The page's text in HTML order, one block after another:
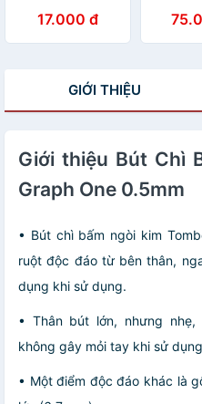
GRAPH ZERO
(Mã SP:TB-G-
17.000 đ
GRAPH
chọn
GIỚI THIỆU
Giới thiệu Bút Chì
Graph One 0.5mm
• Bút chì bấm ngòi kim
ruột độc đáo từ bên thân,
dụng khi sử dụng.
• Thân bút lớn, nhưng
không gây mỏi tay khi sử
• Một điểm độc đáo khác là